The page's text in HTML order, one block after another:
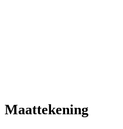
Maattekening